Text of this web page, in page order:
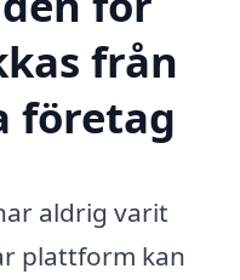
från
företag
aldrig varit
plattform kan